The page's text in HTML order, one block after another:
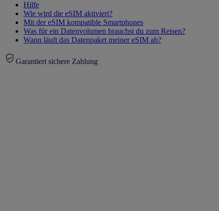
Hilfe
Wie wird die eSIM aktiviert?
Mit der eSIM kompatible Smartphones
Was für ein Datenvolumen brauchst du zum Reisen?
Wann läuft das Datenpaket meiner eSIM ab?
Garantiert sichere Zahlung